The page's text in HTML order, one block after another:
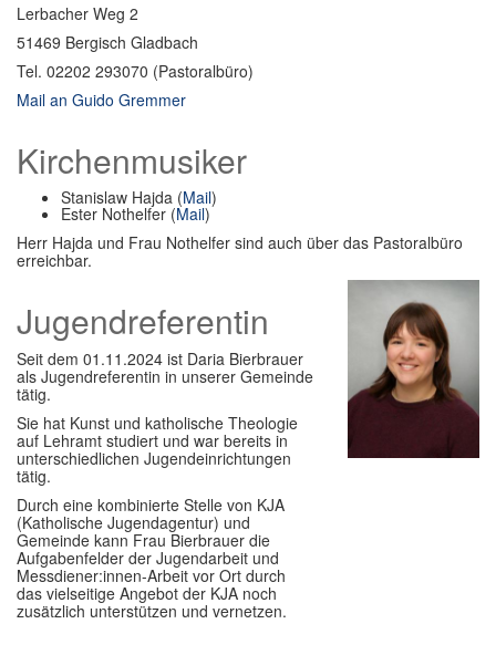
Lerbacher Weg 2
51469 Bergisch Gladbach
Tel. 02202 293070 (Pastoralbüro)
Mail an Guido Gremmer
Kirchenmusiker
Stanislaw Hajda (Mail)
Ester Nothelfer (Mail)
Herr Hajda und Frau Nothelfer sind auch über das Pastoralbüro
erreichbar.
Jugendreferentin
Seit dem 01.11.2024 ist Daria Bierbrauer
als Jugendreferentin in unserer Gemeinde
tätig.
Sie hat Kunst und katholische Theologie
auf Lehramt studiert und war bereits in
unterschiedlichen Jugendeinrichtungen
tätig.
Durch eine kombinierte Stelle von KJA
(Katholische Jugendagentur) und
Gemeinde kann Frau Bierbrauer die
Aufgabenfelder der Jugendarbeit und
Messdiener:innen-Arbeit vor Ort durch
das vielseitige Angebot der KJA noch
zusätzlich unterstützen und vernetzen.